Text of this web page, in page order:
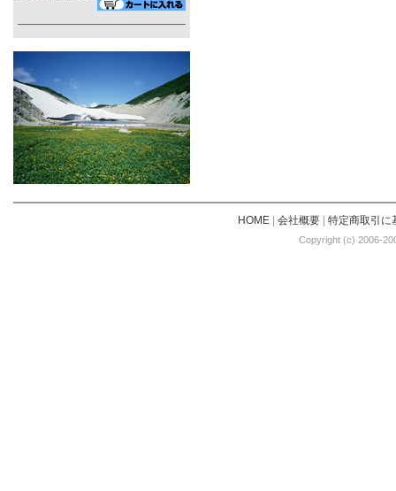
HOME| 会社概要| 特定商取引に
Copyright (c) 2006-